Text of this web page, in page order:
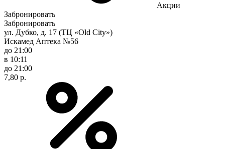
Акции
Забронировать
Забронировать
ул. Дубко, д. 17 (ТЦ «Old City»)
Искамед Аптека №56
до 21:00
в 10:11
до 21:00
7,80 р.